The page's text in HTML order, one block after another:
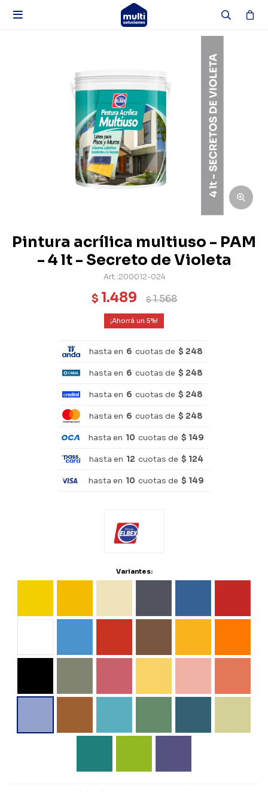

Pintura acrílica multiuso - PAM
- 4 lt - Secreto de Violeta
200012-024
$ 1.489 $1.568
5
hasta en 6 cuotas de $ 248
hasta en 6 cuotas de $ 248
hasta en 6 cuotas de $ 248
hasta en 6 cuotas de $ 248
hasta en 10 cuotas de $ 149
hasta en 12 cuotas de $ 124
hasta en 10 cuotas de $ 149
Variantes: